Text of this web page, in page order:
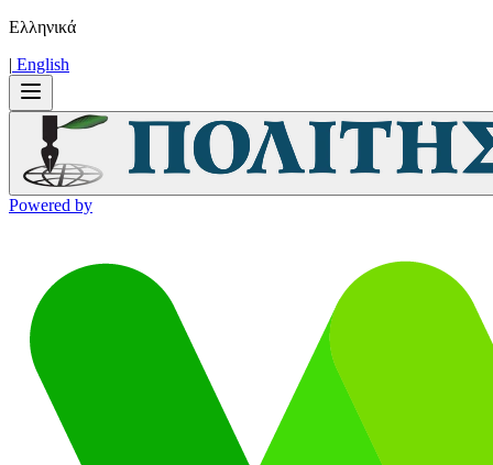
Ελληνικά
| Εnglish
Powered by